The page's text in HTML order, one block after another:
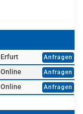
Erfurt Anfragen
Online Anfragen
Online Anfragen